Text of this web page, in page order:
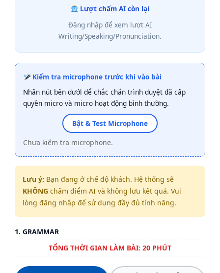
Lượt chấm AI còn lại
Đăng nhập để xem lượt AI
Writing/Speaking/Pronunciation.
Kiểm tra microphone trước khi vào bài
Nhấn nút bên dưới để chắc chắn trình duyệt đã cấp
quyền micro và micro hoạt động bình thường.
Bật & Test Microphone
Chưa kiểm tra microphone.
Lưu ý: Bạn đang ở chế độ khách. Hệ thống sẽ
KHÔNG chấm điểm AI và không lưu kết quả. Vui
lòng đăng nhập để sử dụng đầy đủ tính năng.
1. GRAMMAR
TỔNG THỜI GIAN LÀM BÀI: 20 PHÚT